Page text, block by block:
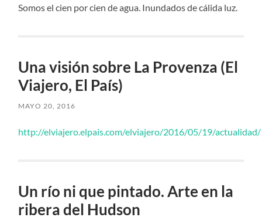
Somos el cien por cien de agua. Inundados de cálida luz.
Una visión sobre La Provenza (El
Viajero, El País)
MAYO 20, 2016
http://elviajero.elpais.com/elviajero/2016/05/19/
Un río ni que pintado. Arte en la
ribera del Hudson